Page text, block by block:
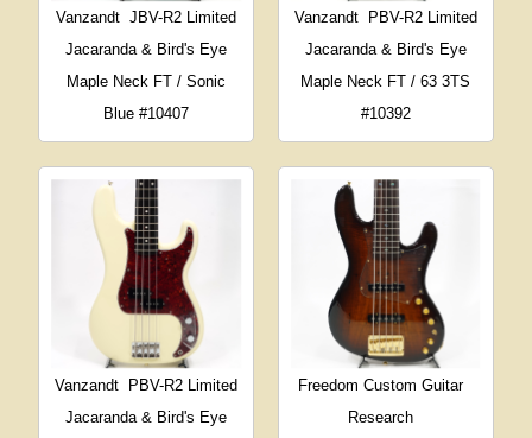
Vanzandt JBV-R2 Limited
Jacaranda & Bird's Eye
Maple Neck FT / Sonic
Blue #10407
Vanzandt
PBV-R2 Limited
Jacaranda & Bird's Eye
Maple Neck FT / 63 3TS
#10392
Vanzandt PBV-R2 Limited
Jacaranda & Bird's Eye
Freedom Custom Guitar
Research